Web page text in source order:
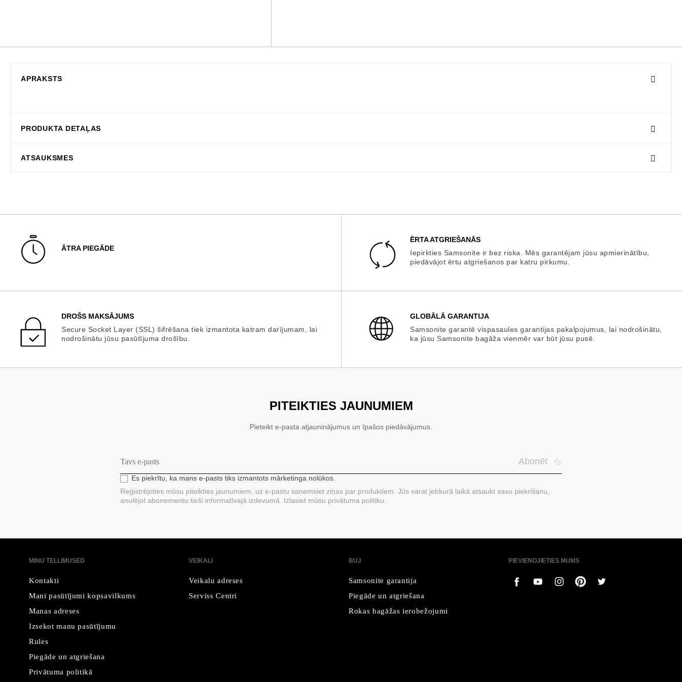
APRAKSTS
PRODUKTA DETAĻAS
ATSAUKSMES
ĀTRA PIEGĀDE
ĒRTA ATGRIEŠANĀS
Iepirkties Samsonite ir bez riska. Mēs garantējam jūsu apmierinātību,
piedāvājot ērtu atgriešanos par katru pirkumu.
DROŠS MAKSĀJUMS
Secure Socket Layer (SSL) šifrēšana tiek izmantota katram darījumam, lai
nodrošinātu jūsu pasūtījuma drošību.
GLOBĀLĀ GARANTIJA
Samsonite garantē vispasaules garantijas pakalpojumus, lai nodrošinātu,
ka jūsu Samsonite bagāža vienmēr var būt jūsu pusē.
PITEIKTIES JAUNUMIEM
Pieteikt e-pasta atjauninājumus un īpašos piedāvājumus.
Abonēt
Es piekrītu, ka mans e-pasts tiks izmantots mārketinga nolūkos.
Reģistrējoties mūsu piteikties jaunumiem, uz e-pastu saņemsiet ziņas par produktiem. Jūs varat jebkurā laikā atsaukt savu piekrišanu,
anulējot abonementu tieši informatīvajā izdevumā. Izlasiet mūsu privātuma politiku.
MINU TELLIMUSED
Kontakti
Mani pasūtījumi kopsavilkums
Manas adreses
Izsekot manu pasūtījumu
Rules
Piegāde un atgriešana
Privātuma politikā
VEIKALI
Veikalu adreses
Serviss Centri
BUJ
Samsonite garantija
Piegāde un atgriešana
Rokas bagāžas ierobežojumi
PIEVIENOJIETIES MUMS